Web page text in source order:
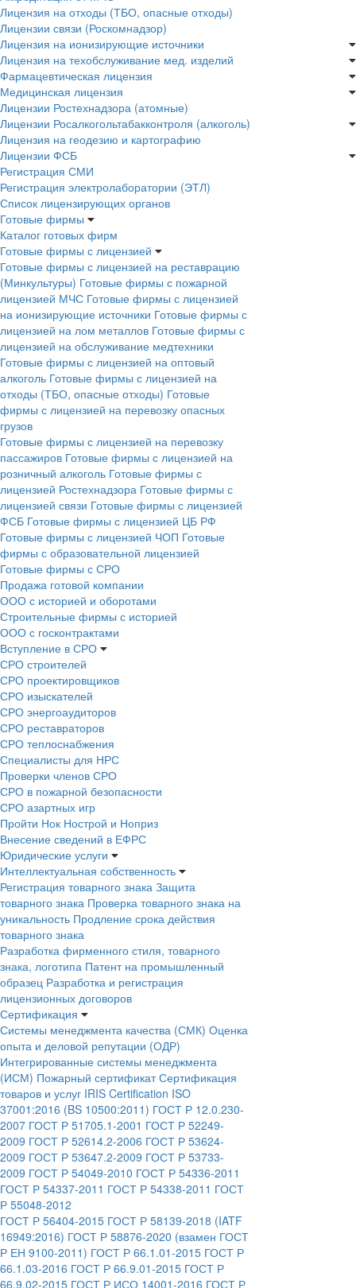
Лицензия на отходы (ТБО, опасные отходы)
Лицензии связи (Роскомнадзор)
Лицензия на ионизирующие источники
Лицензия на техобслуживание мед. изделий
Фармацевтическая лицензия
Медицинская лицензия
Лицензии Ростехнадзора (атомные)
Лицензии Росалкогольтабакконтроля (алкоголь)
Лицензия на геодезию и картографию
Лицензии ФСБ
Регистрация СМИ
Регистрация электролаборатории (ЭТЛ)
Список лицензирующих органов
Готовые фирмы
Каталог готовых фирм
Готовые фирмы с лицензией
Готовые фирмы с лицензией на реставрацию
(Минкультуры) Готовые фирмы с пожарной
лицензией МЧС Готовые фирмы с лицензией
на ионизирующие источники Готовые фирмы с
лицензией на лом металлов Готовые фирмы с
лицензией на обслуживание медтехники
Готовые фирмы с лицензией на оптовый
алкоголь Готовые фирмы с лицензией на
отходы (ТБО, опасные отходы) Готовые
фирмы с лицензией на перевозку опасных
грузов
Готовые фирмы с лицензией на перевозку
пассажиров Готовые фирмы с лицензией на
розничный алкоголь Готовые фирмы с
лицензией Ростехнадзора Готовые фирмы с
лицензией связи Готовые фирмы с лицензией
ФСБ Готовые фирмы с лицензией ЦБ РФ
Готовые фирмы с лицензией ЧОП Готовые
фирмы с образовательной лицензией
Готовые фирмы с СРО
Продажа готовой компании
ООО с историей и оборотами
Строительные фирмы с историей
ООО с госконтрактами
Вступление в СРО
СРО строителей
СРО проектировщиков
СРО изыскателей
СРО энергоаудиторов
СРО реставраторов
СРО теплоснабжения
Специалисты для НРС
Проверки членов СРО
СРО в пожарной безопасности
СРО азартных игр
Пройти Нок Нострой и Ноприз
Внесение сведений в ЕФРС
Юридические услуги
Интеллектуальная собственность
Регистрация товарного знака Защита
товарного знака Проверка товарного знака на
уникальность Продление срока действия
товарного знака
Разработка фирменного стиля, товарного
знака, логотипа Патент на промышленный
образец Разработка и регистрация
лицензионных договоров
Сертификация
Системы менеджмента качества (СМК) Оценка
опыта и деловой репутации (ОДР)
Интегрированные системы менеджмента
(ИСМ) Пожарный сертификат Сертификация
товаров и услуг IRIS Certification ISO
37001:2016 (BS 10500:2011) ГОСТ Р 12.0.230-
2007 ГОСТ Р 51705.1-2001 ГОСТ Р 52249-
2009 ГОСТ Р 52614.2-2006 ГОСТ Р 53624-
2009 ГОСТ Р 53647.2-2009 ГОСТ Р 53733-
2009 ГОСТ Р 54049-2010 ГОСТ Р 54336-2011
ГОСТ Р 54337-2011 ГОСТ Р 54338-2011 ГОСТ
Р 55048-2012
ГОСТ Р 56404-2015 ГОСТ Р 58139-2018 (IATF
16949:2016) ГОСТ Р 58876-2020 (взамен ГОСТ
Р ЕН 9100-2011) ГОСТ Р 66.1.01-2015 ГОСТ Р
66.1.03-2016 ГОСТ Р 66.9.01-2015 ГОСТ Р
66.9.02-2015 ГОСТ Р ИСО 14001-2016 ГОСТ Р